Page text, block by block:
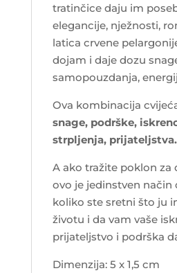
tratinčice daju im
elegancije, nježnosti,
latica crvene
dojam i daje dozu
samopouzdanja,
Ova kombinacija
snage, podrške,
strpljenja, prijateljstva.
A ako tražite poklon za
ovo je jedinstven način
koliko ste sretni što ju
životu i da vam vaše
prijateljstvo i podrška
Dimenzija: 5 x 1,5 cm